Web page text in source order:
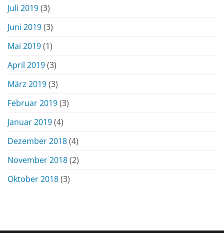
Juli 2019(3)
Juni 2019(3)
Mai 2019(1)
April 2019(3)
März 2019(3)
Februar 2019(3)
Januar 2019(4)
Dezember 2018(4)
November 2018(2)
Oktober 2018(3)